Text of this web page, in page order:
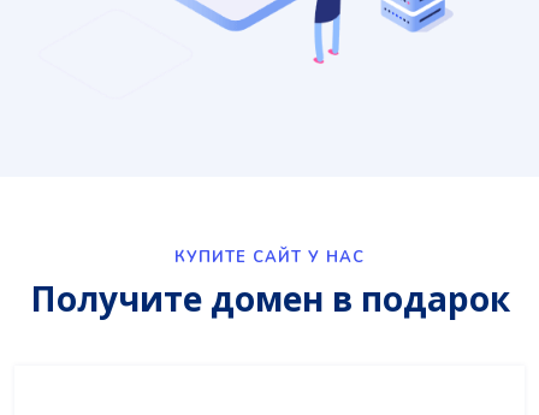
КУПИТЕ САЙТ У НАС
Получите домен в подарок